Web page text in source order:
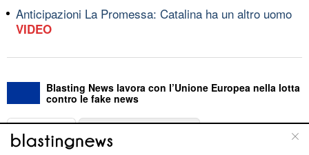
Anticipazioni La Promessa: Catalina ha un altro uomo
VIDEO
Blasting News lavora con l’Unione Europea nella lotta
contro le fake news
ABOUT